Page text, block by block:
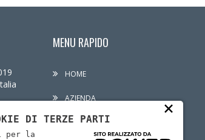
MENU RAPIDO
HOME
AZIENDA
CARPENTERIA
×
DI TERZE PARTI
per la